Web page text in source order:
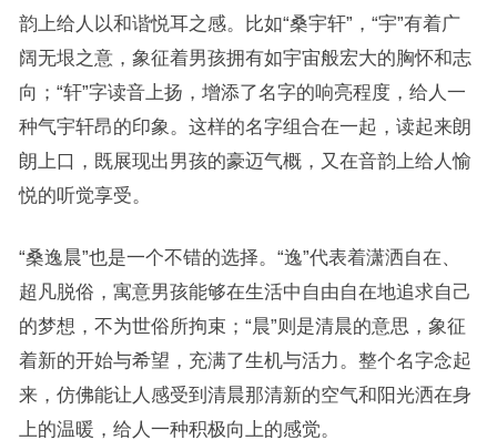
韵上给人以和谐悦耳之感。比如“桑宇轩”，“宇”有着广
阔无垠之意，象征着男孩拥有如宇宙般宏大的胸怀和志
向；“轩”字读音上扬，增添了名字的响亮程度，给人一
种气宇轩昂的印象。这样的名字组合在一起，读起来朗
朗上口，既展现出男孩的豪迈气概，又在音韵上给人愉
悦的听觉享受。
“桑逸晨”也是一个不错的选择。“逸”代表着潇洒自在、
超凡脱俗，寓意男孩能够在生活中自由自在地追求自己
的梦想，不为世俗所拘束；“晨”则是清晨的意思，象征
着新的开始与希望，充满了生机与活力。整个名字念起
来，仿佛能让人感受到清晨那清新的空气和阳光洒在身
上的温暖，给人一种积极向上的感觉。